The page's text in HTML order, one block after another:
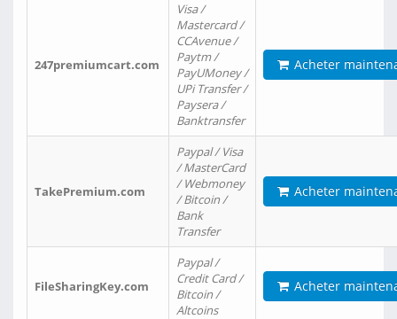
247premiumcart.com
Visa /
Mastercard /
CCAvenue /
Paytm /
PayUMoney /
UPi Transfer /
Paysera /
Banktransfer
Acheter
TakePremium.com
Paypal / Visa
/ MasterCard
/ Webmoney
/ Bitcoin /
Bank
Transfer
Acheter
FileSharingKey.com
Paypal /
Credit Card /
Bitcoin /
Altcoins
Acheter